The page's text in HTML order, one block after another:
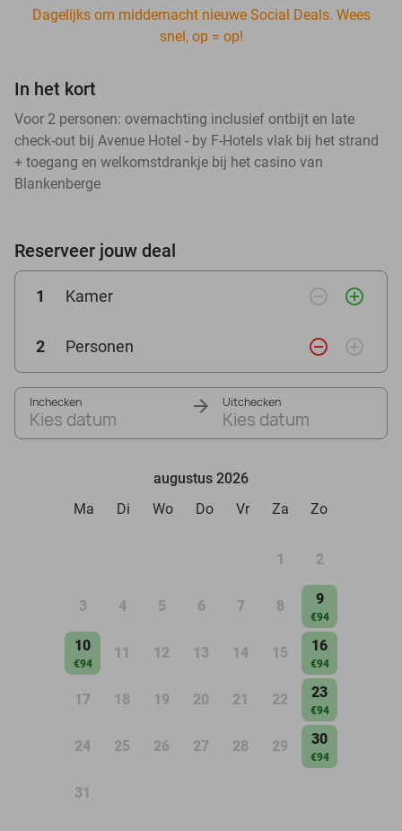
Dagelijks om middernacht nieuwe Social Deals. Wees
snel, op = op!
In het kort
Voor 2 personen: overnachting inclusief ontbijt en late
check-out bij Avenue Hotel - by F-Hotels vlak bij het strand
+ toegang en welkomstdrankje bij het casino van
Blankenberge
Reserveer jouw deal
1 Kamer remove_circle_outline add_circle_outline
2 Personen remove_circle_outline add_circle_outline
Inchecken
Kies datum
Uitchecken
Kies datum
augustus 2026
Ma
Di Wo Do Vr Za Zo
1 2
3 4 5 6 7 8 9
€94
10
€94
11 12 13 14 15 16
€94
17 18 19 20 21 22 23
€94
24 25 26 27 28 29 30
€94
31